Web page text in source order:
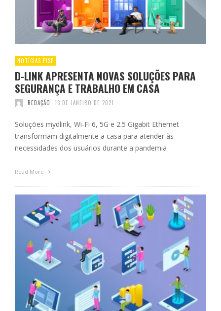
NOTÍCIAS PISP
D-LINK APRESENTA NOVAS SOLUÇÕES PARA
SEGURANÇA E TRABALHO EM CASA
REDAÇÃO 13 DE JANEIRO DE 2021
Soluções mydlink, Wi-Fi 6, 5G e 2.5 Gigabit Ethernet
transformam digitalmente a casa para atender às
necessidades dos usuários durante a pandemia
Read More